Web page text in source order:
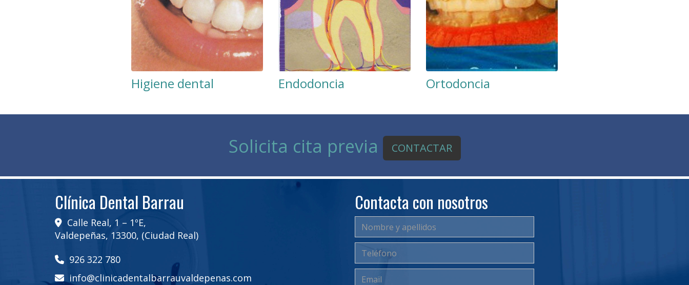
Higiene dental Endodoncia Ortodoncia
Solicita cita previa CONTACTAR
Clínica Dental Barrau
Calle Real, 1 – 1ºE,
Valdepeñas, 13300, (Ciudad Real)
926 322 780
info
clinicadentalbarrauvaldepenas.com
Contacta con nosotros